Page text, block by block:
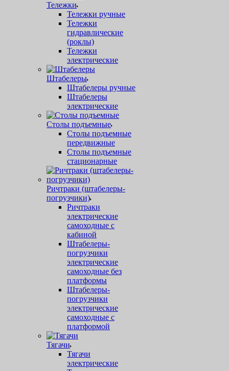
Тележки
Тележки ручные
Тележки
гидравлические
(роклы)
Тележки
электрические
Штабелеры
Штабелеры ручные
Штабелеры
электрические
Столы подъемные
Столы подъемные
передвижные
Столы подъемные
стационарные
Ричтраки (штабелеры-
погрузчики)
Ричтраки
электрические
самоходные с
кабиной
Штабелеры-
погрузчики
электрические
самоходные без
платформы
Штабелеры-
погрузчики
электрические
самоходные с
платформой
Тягачи
Тягачи
электрические